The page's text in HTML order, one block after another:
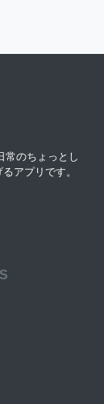
常のちょっとし
アプリです。